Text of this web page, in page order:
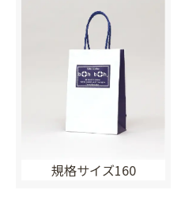
規格サイズ160